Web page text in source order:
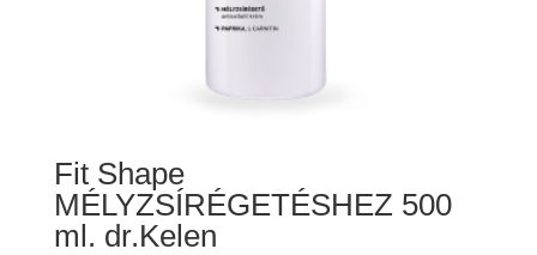
Fit Shape
MÉLYZSÍRÉGETÉSHEZ 500
ml. dr.Kelen